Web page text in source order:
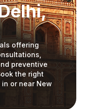
offering
preventive
the right
or near New